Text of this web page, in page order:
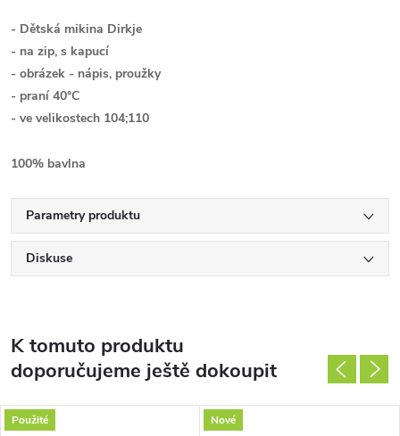
- Dětská mikina Dirkje
- na zip, s kapucí
- obrázek - nápis, proužky
- praní 40°C
- ve velikostech 104;110
100% bavlna
Parametry produktu
Diskuse
K tomuto produktu
doporučujeme ještě dokoupit
Použité Nové